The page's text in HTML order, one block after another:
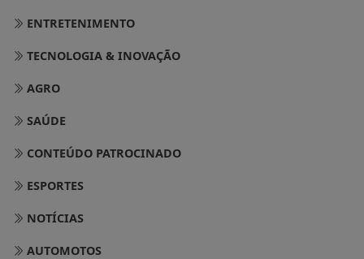
ENTRETENIMENTO
TECNOLOGIA & INOVAÇÃO
AGRO
SAÚDE
CONTEÚDO PATROCINADO
ESPORTES
NOTÍCIAS
AUTOMOTOS